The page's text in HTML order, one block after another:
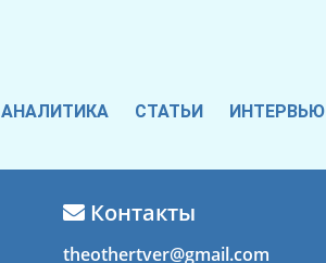
АНАЛИТИКА СТАТЬИ ИНТЕРВЬЮ
Контакты
theothertver@gmail.com